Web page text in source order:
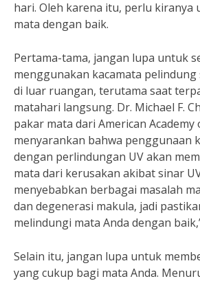
hari. Oleh karena itu, perlu kiranya
mata dengan baik.
Pertama-tama, jangan lupa untuk
menggunakan kacamata
di luar ruangan, terutama saat
matahari langsung. Dr. Michael F.
pakar mata dari American
menyarankan bahwa penggunaan
dengan perlindungan UV akan
mata dari kerusakan akibat sinar
menyebabkan berbagai masalah
dan degenerasi makula, jadi
melindungi mata Anda dengan
Selain itu, jangan lupa untuk
yang cukup bagi mata Anda.